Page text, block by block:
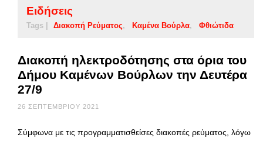
Ειδήσεις
Tags | Διακοπή Ρεύματος Καμένα Βούρλα Φθιώτιδα
Διακοπή ηλεκτροδότησης στα όρια του
Δήμου Καμένων Βούρλων την Δευτέρα
27/9
26 ΣΕΠΤΕΜΒΡΊΟΥ 2021
Σύμφωνα με τις προγραμματισθείσες διακοπές ρεύματος, λόγω